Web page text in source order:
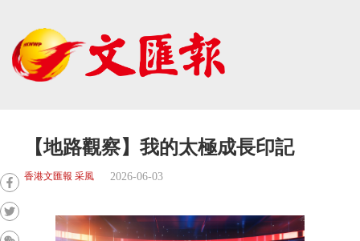
【地路觀察】我的太極成長印記
香港文匯報 采風 2026-06-03